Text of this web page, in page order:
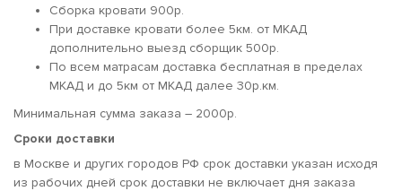
Сборка кровати 900р.
При доставке кровати более 5км. от МКАД
дополнительно выезд сборщик 500р.
По всем матрасам доставка бесплатная в пределах
МКАД и до 5км от МКАД далее 30р.км.
Минимальная сумма заказа – 2000р.
Сроки доставки
в Москве и других городов РФ срок доставки указан исходя
из рабочих дней срок доставки не включает дня заказа